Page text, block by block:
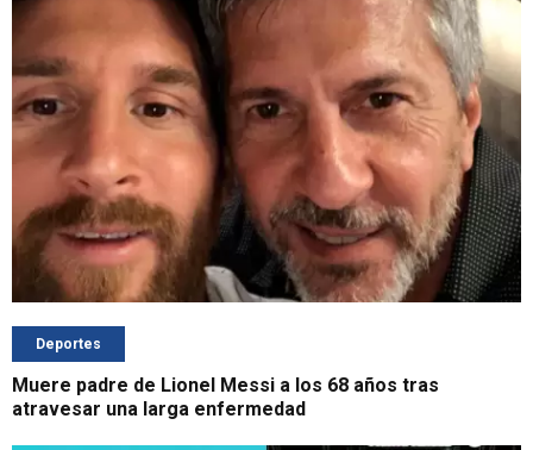
Deportes
Muere padre de Lionel Messi a los 68 años tras
atravesar una larga enfermedad